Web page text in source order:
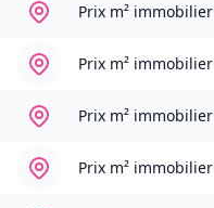
Prix m² immobilier
Prix m² immobilier
Prix m² immobilier
Prix m² immobilier